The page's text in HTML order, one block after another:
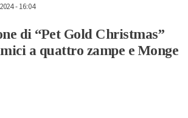
- 16:04
di “Pet Gold Christmas”
a quattro zampe e Monge